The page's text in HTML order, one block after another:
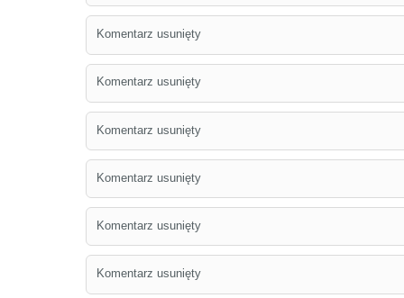
Komentarz usunięty
Komentarz usunięty
Komentarz usunięty
Komentarz usunięty
Komentarz usunięty
Komentarz usunięty